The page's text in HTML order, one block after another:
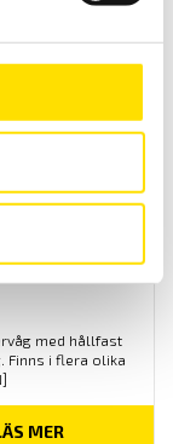
MER
Rea!
med hållfast
Finns i flera olika
MER